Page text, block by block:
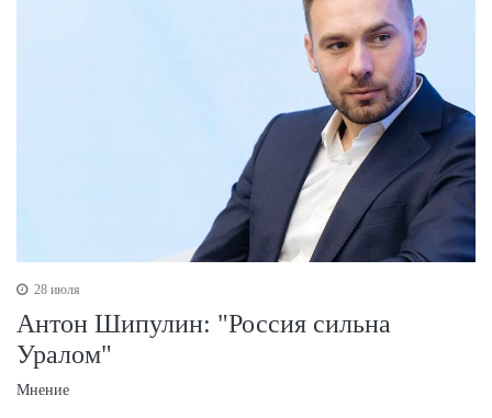
28 июля
Антон Шипулин: "Россия сильна
Уралом"
Мнение